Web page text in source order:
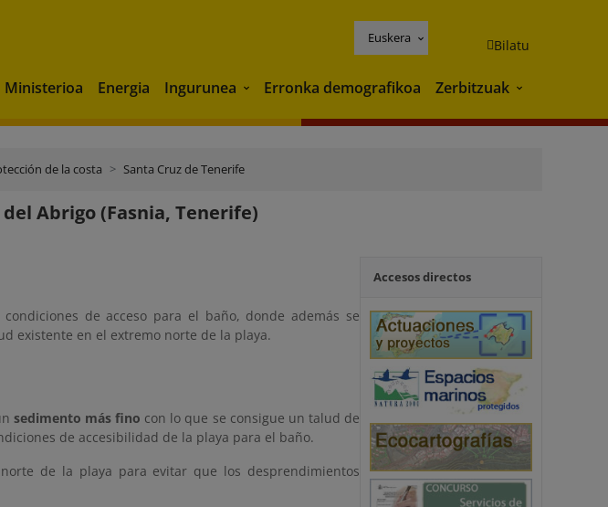
Euskera Bilatu
Ministerioa Energia Ingurunea Ingurunea
Erronka demografikoa Zerbitzuak Zerbitzuak
de la costa Santa Cruz de Tenerife
Abrigo (Fasnia, Tenerife)
de acceso para el baño, donde además se
existente en el extremo norte de la playa.
sedimento más fino con lo que se consigue un talud de
de accesibilidad de la playa para el baño.
de la playa para evitar que los desprendimientos
Accesos directos